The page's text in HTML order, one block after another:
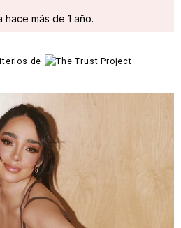
más de 1 año.
de